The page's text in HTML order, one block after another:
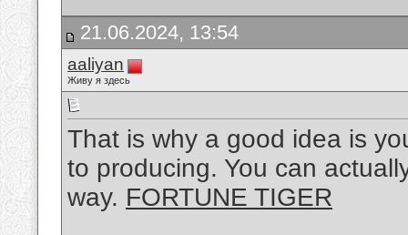
21.06.2024, 13:54
aaliyan
Живу я здесь
That is why a good idea is
to producing. You can
way. FORTUNE TIGER